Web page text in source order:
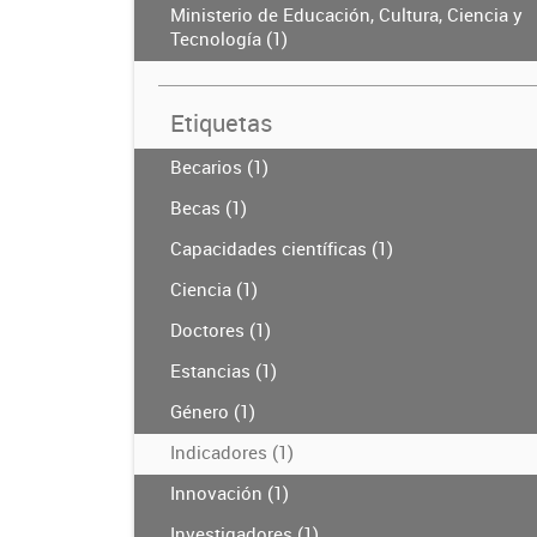
Ministerio de Educación, Cultura, Ciencia y
Tecnología (1)
Etiquetas
Becarios (1)
Becas (1)
Capacidades científicas (1)
Ciencia (1)
Doctores (1)
Estancias (1)
Género (1)
Indicadores (1)
Innovación (1)